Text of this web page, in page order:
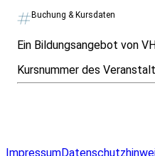
Buchung & Kursdaten
Ein Bildungsangebot von
Kursnummer des
Impressum